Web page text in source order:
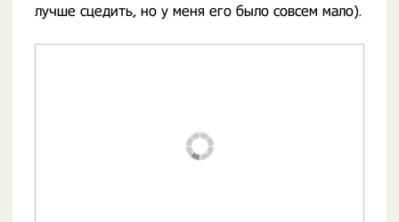
лучше сцедить, но у меня его было совсем мало).